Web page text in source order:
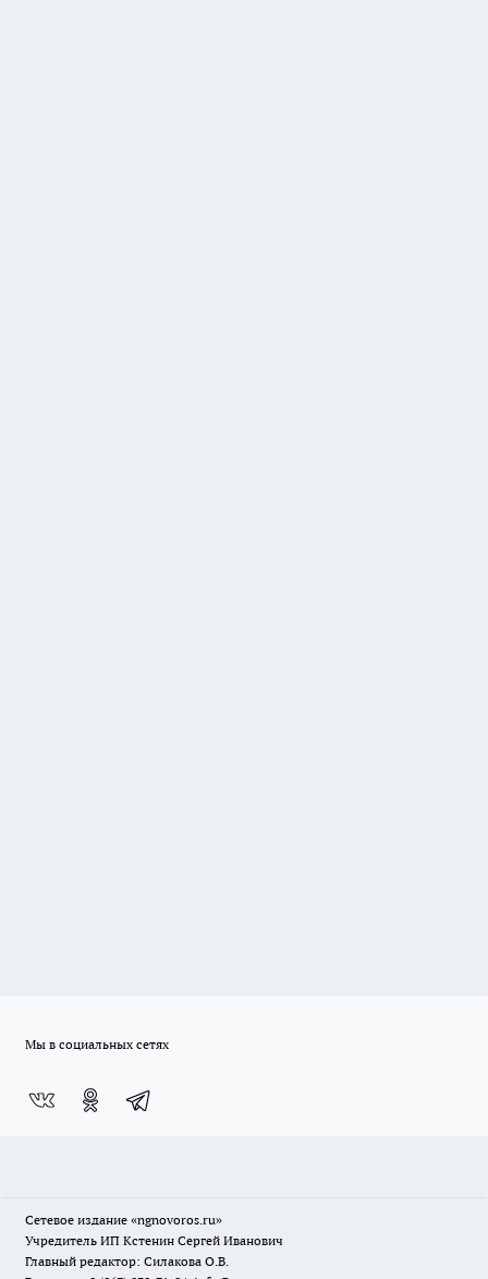
Мы в социальных сетях
Сетевое издание «ngnovoros.ru»
Учредитель ИП Кстенин Сергей Иванович
Главный редактор: Силакова О.В.